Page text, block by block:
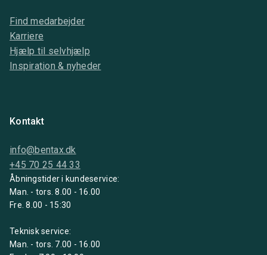
Find medarbejder
Karriere
Hjælp til selvhjælp
Inspiration & nyheder
Kontakt
info@bentax.dk
+45 70 25 44 33
Åbningstider i kundeservice:
Man. - tors. 8.00 - 16.00
Fre. 8.00 - 15:30
Teknisk service:
Man. - tors. 7.00 - 16.00